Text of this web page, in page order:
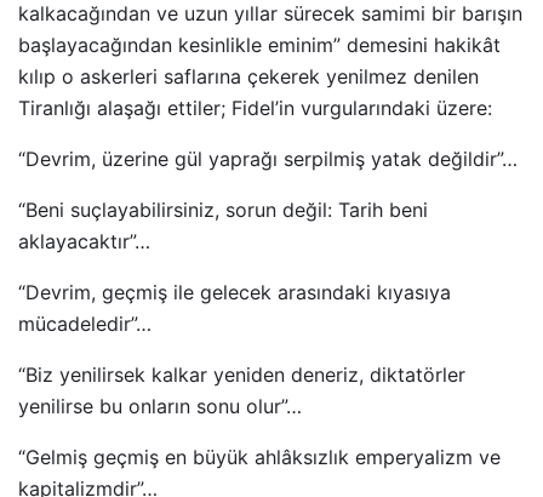
kalkacağından ve uzun yıllar sürecek samimi bir barışın
başlayacağından kesinlikle eminim” demesini hakikât
kılıp o askerleri saflarına çekerek yenilmez denilen
Tiranlığı alaşağı ettiler; Fidel’in vurgularındaki üzere:
“Devrim, üzerine gül yaprağı serpilmiş yatak değildir”…
“Beni suçlayabilirsiniz, sorun değil: Tarih beni
aklayacaktır”…
“Devrim, geçmiş ile gelecek arasındaki kıyasıya
mücadeledir”…
“Biz yenilirsek kalkar yeniden deneriz, diktatörler
yenilirse bu onların sonu olur”…
“Gelmiş geçmiş en büyük ahlâksızlık emperyalizm ve
kapitalizmdir”…